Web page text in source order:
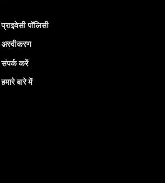
प्राइवेसी पॉलिसी
अस्वीकरण
संपर्क करें
हमारे बारे में